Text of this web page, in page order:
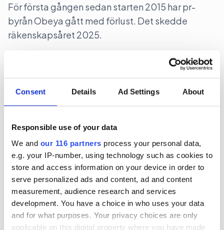
Consent Details Ad Settings About
Responsible use of your data
We and our 116 partners process your personal data,
e.g. your IP-number, using technology such as cookies to
store and access information on your device in order to
serve personalized ads and content, ad and content
measurement, audience research and services
development. You have a choice in who uses your data
and for what purposes. Your privacy choices are only
applicable on this digital property where you have made
För första gången sedan starten 2015 har pr-
byrån Obeya gått med förlust. Det skedde
räkenskapsåret 2025.
2026-07-27, 08:39
Nedåt men närmare svart för
Pr-byrån Intellecta minskade intäkterna under
2025 men tog ett steg närmare svarta siffror.
Affärer
2026-07-24, 08:00